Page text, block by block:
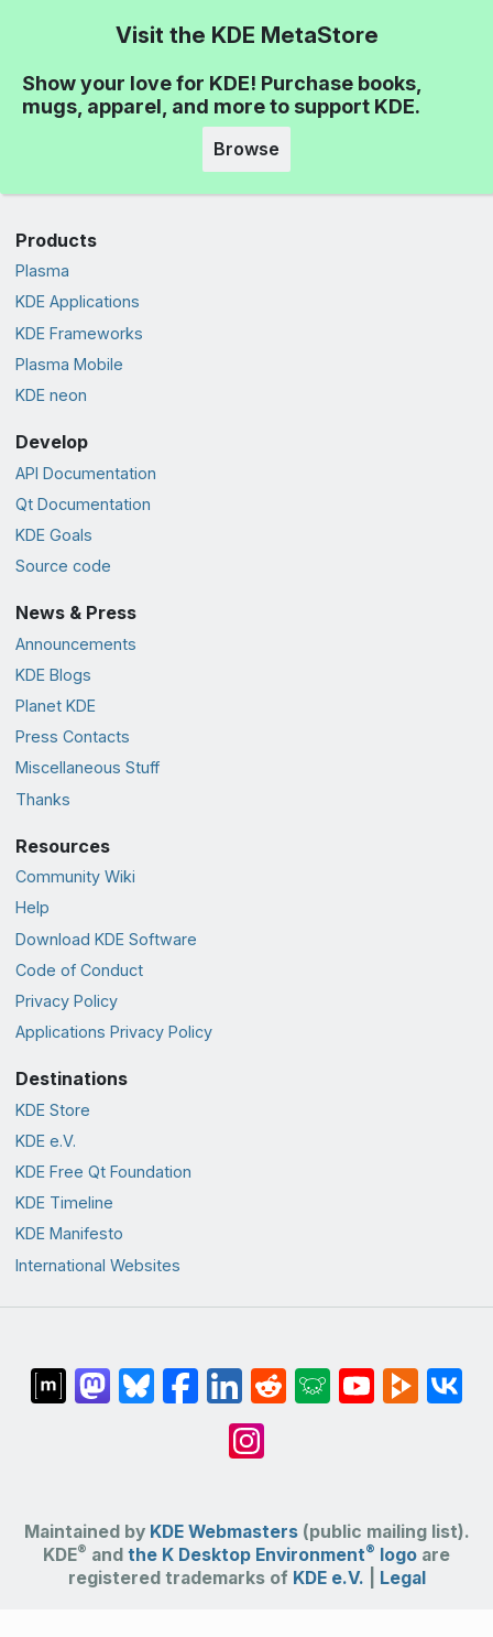
Visit the KDE MetaStore
Show your love for KDE! Purchase books,
mugs, apparel, and more to support KDE.
Browse
Products
Plasma
KDE Applications
KDE Frameworks
Plasma Mobile
KDE neon
Develop
API Documentation
Qt Documentation
KDE Goals
Source code
News & Press
Announcements
KDE Blogs
Planet KDE
Press Contacts
Miscellaneous Stuff
Thanks
Resources
Community Wiki
Help
Download KDE Software
Code of Conduct
Privacy Policy
Applications Privacy Policy
Destinations
KDE Store
KDE e.V.
KDE Free Qt Foundation
KDE Timeline
KDE Manifesto
International Websites
Maintained by KDE Webmasters(public mailing list).
KDE® and the K Desktop Environment® logo are
registered trademarks of KDE e.V. Legal